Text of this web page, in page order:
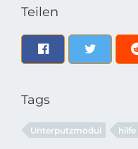
Teilen
Tags
Unterputzmodul hilfe